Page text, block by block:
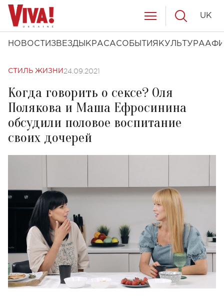
НОВОСТИ ЗВЕЗДЫ КРАСАСОБЫТИЯ КУЛЬТУРА
UK
СТИЛЬ ЖИЗНИ 24.09.2021
Когда говорить о сексе? Оля
Полякова и Маша Ефросинина
обсудили половое воспитание
своих дочерей